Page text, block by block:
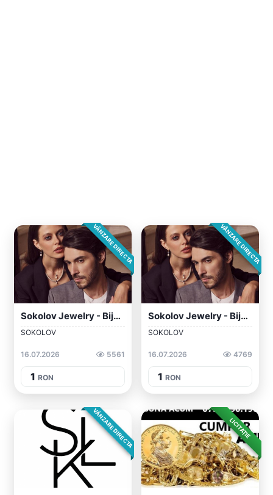
VÂNZARE DIRECTA
Sokolov Jewelry - Bijuterii Inspirate De...
SOKOLOV
16.07.2026 5561
1 RON
VÂNZARE DIRECTA
Sokolov Jewelry - Bijuterii Inspirate De...
SOKOLOV
16.07.2026 4769
1 RON
VÂNZARE DIRECTA LICITAȚIE